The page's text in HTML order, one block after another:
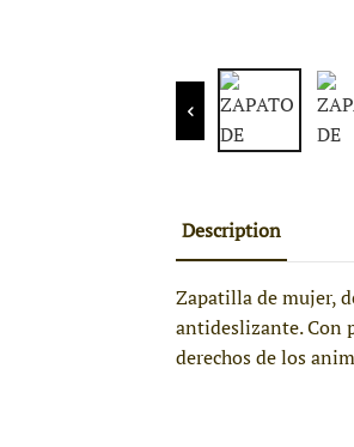
Description
Zapatilla de mujer,
antideslizante. Con
derechos de los